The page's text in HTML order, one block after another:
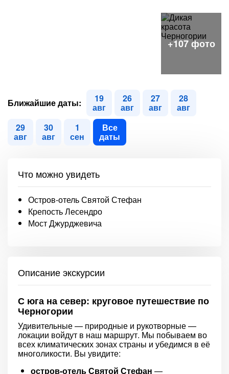
Ближайшие даты: 19
авг
26
авг
27
авг
28
авг
29
авг
30
авг
1
сен
Все
даты
Что можно увидеть
Остров-отель Святой Стефан
Крепость Лесендро
Мост Джурджевича
Описание экскурсии
С юга на север: круговое путешествие по
Черногории
Удивительные — природные и рукотворные —
локации войдут в наш маршрут. Мы побываем во
всех климатических зонах страны и убедимся в её
многоликости. Вы увидите:
остров-отель Святой Стефан —